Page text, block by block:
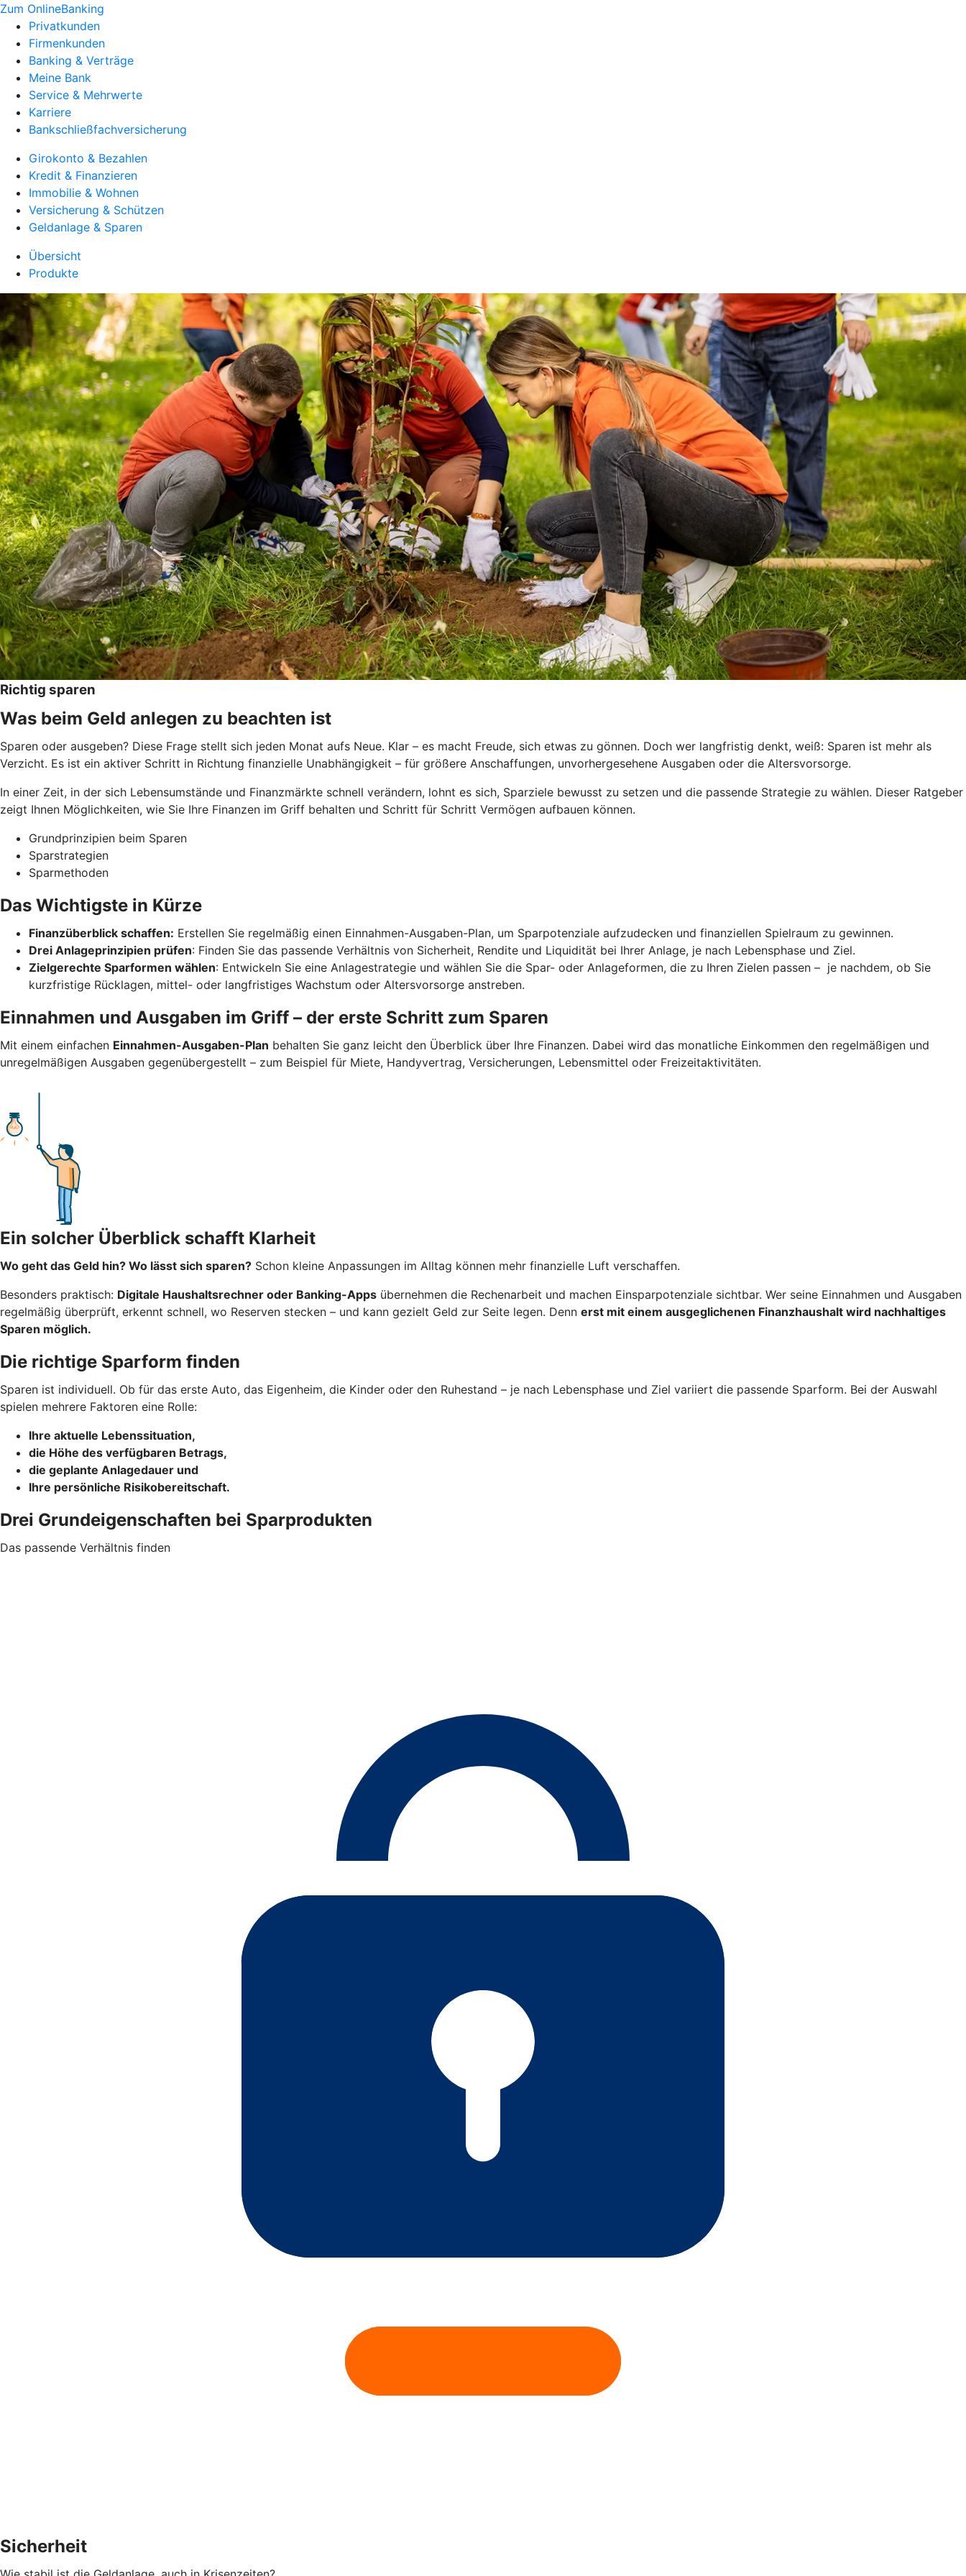
Zum OnlineBanking
Privatkunden
Firmenkunden
Banking & Verträge
Meine Bank
Service & Mehrwerte
Karriere
Bankschließfachversicherung
Girokonto & Bezahlen
Kredit & Finanzieren
Immobilie & Wohnen
Versicherung & Schützen
Geldanlage & Sparen
Übersicht
Produkte
Richtig sparen
Was beim Geld anlegen zu beachten ist
Sparen oder ausgeben? Diese Frage stellt sich jeden Monat aufs Neue. Klar – es macht Freude, sich etwas zu gönnen. Doch wer langfristig denkt, weiß: Sparen ist mehr als
Verzicht. Es ist ein aktiver Schritt in Richtung finanzielle Unabhängigkeit – für größere Anschaffungen, unvorhergesehene Ausgaben oder die Altersvorsorge.
In einer Zeit, in der sich Lebensumstände und Finanzmärkte schnell verändern, lohnt es sich, Sparziele bewusst zu setzen und die passende Strategie zu wählen. Dieser Ratgeber
zeigt Ihnen Möglichkeiten, wie Sie Ihre Finanzen im Griff behalten und Schritt für Schritt Vermögen aufbauen können.
Grundprinzipien beim Sparen
Sparstrategien
Sparmethoden
Das Wichtigste in Kürze
Finanzüberblick schaffen: Erstellen Sie regelmäßig einen Einnahmen-Ausgaben-Plan, um Sparpotenziale aufzudecken und finanziellen Spielraum zu gewinnen.
Drei Anlageprinzipien prüfen: Finden Sie das passende Verhältnis von Sicherheit, Rendite und Liquidität bei Ihrer Anlage, je nach Lebensphase und Ziel.
Zielgerechte Sparformen wählen: Entwickeln Sie eine Anlagestrategie und wählen Sie die Spar- oder Anlageformen, die zu Ihren Zielen passen – je nachdem, ob Sie
kurzfristige Rücklagen, mittel- oder langfristiges Wachstum oder Altersvorsorge anstreben.
Einnahmen und Ausgaben im Griff – der erste Schritt zum Sparen
Mit einem einfachen Einnahmen-Ausgaben-Plan behalten Sie ganz leicht den Überblick über Ihre Finanzen. Dabei wird das monatliche Einkommen den regelmäßigen und
unregelmäßigen Ausgaben gegenübergestellt – zum Beispiel für Miete, Handyvertrag, Versicherungen, Lebensmittel oder Freizeitaktivitäten.
Ein solcher Überblick schafft Klarheit
Wo geht das Geld hin? Wo lässt sich sparen? Schon kleine Anpassungen im Alltag können mehr finanzielle Luft verschaffen.
Besonders praktisch: Digitale Haushaltsrechner oder Banking-Apps übernehmen die Rechenarbeit und machen Einsparpotenziale sichtbar. Wer seine Einnahmen und Ausgaben
regelmäßig überprüft, erkennt schnell, wo Reserven stecken – und kann gezielt Geld zur Seite legen. Denn erst mit einem ausgeglichenen Finanzhaushalt wird nachhaltiges
Sparen möglich.
Die richtige Sparform finden
Sparen ist individuell. Ob für das erste Auto, das Eigenheim, die Kinder oder den Ruhestand – je nach Lebensphase und Ziel variiert die passende Sparform. Bei der Auswahl
spielen mehrere Faktoren eine Rolle:
Ihre aktuelle Lebenssituation,
die Höhe des verfügbaren Betrags,
die geplante Anlagedauer und
Ihre persönliche Risikobereitschaft.
Drei Grundeigenschaften bei Sparprodukten
Das passende Verhältnis finden
Sicherheit